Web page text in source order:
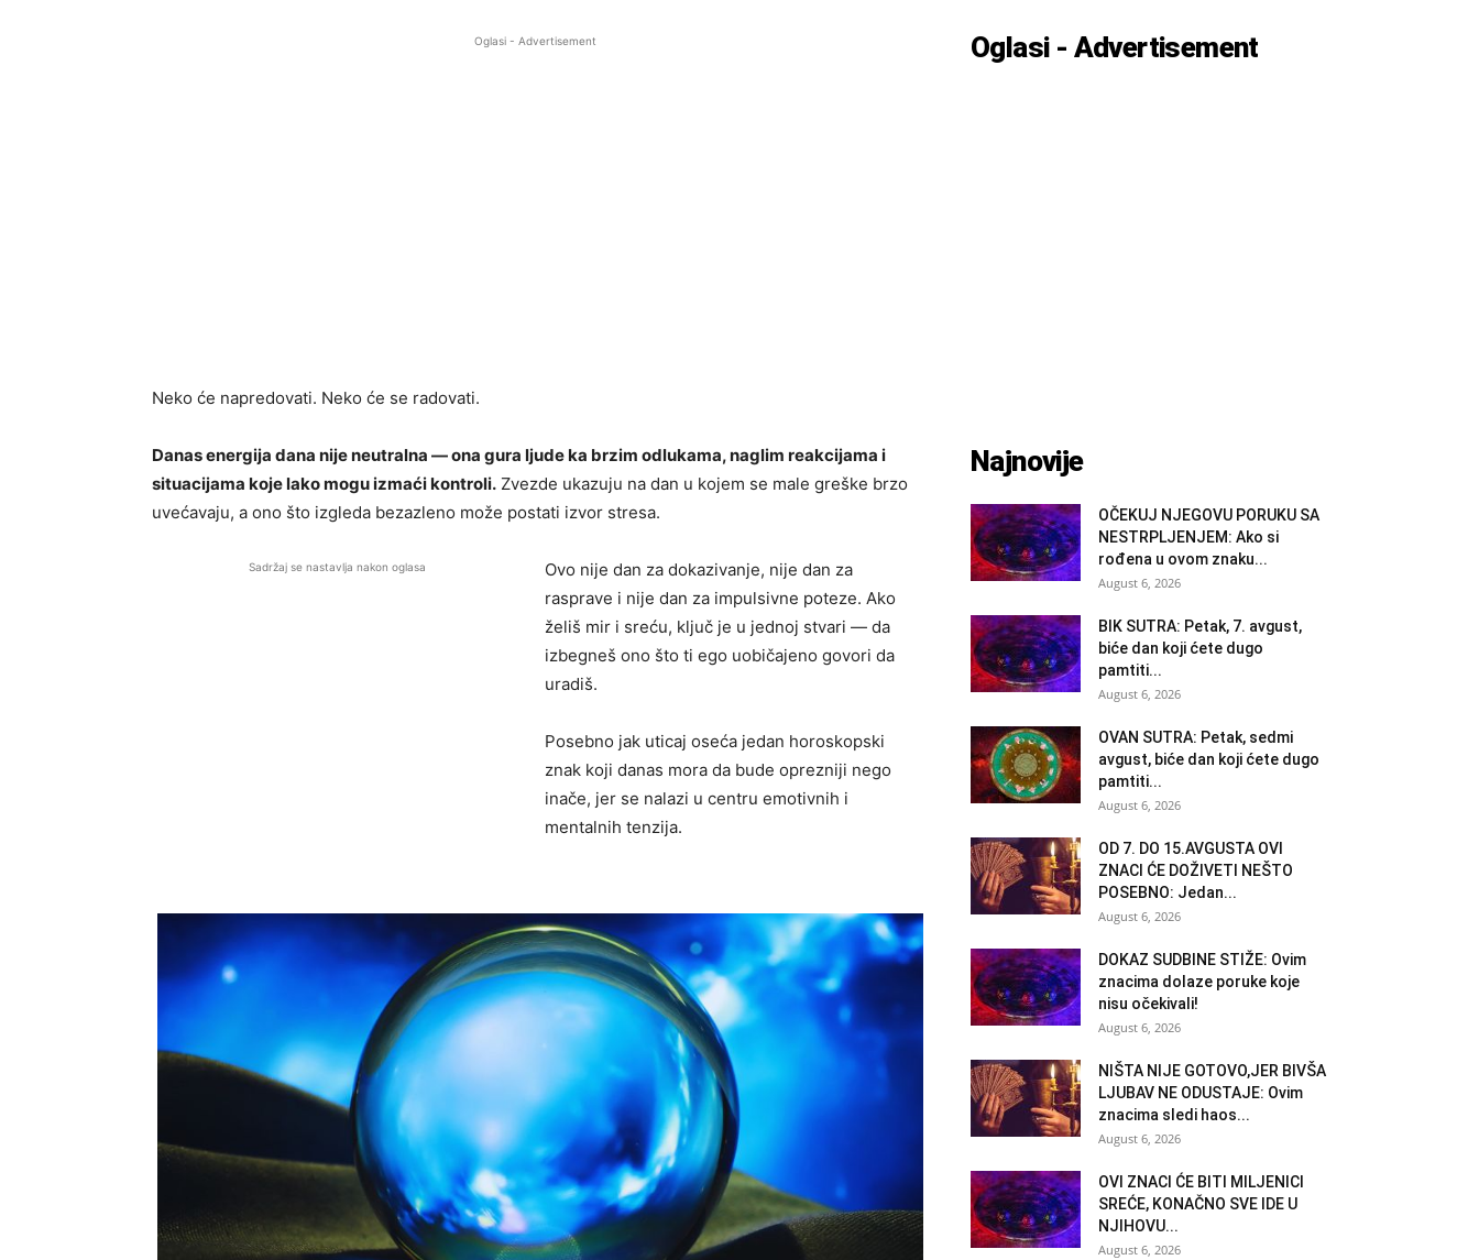
Oglasi - Advertisement
Neko će napredovati. Neko će se radovati.
Danas energija dana nije neutralna — ona gura ljude ka brzim odlukama, naglim reakcijama i
situacijama koje lako mogu izmaći kontroli. Zvezde ukazuju na dan u kojem se male greške brzo
uvećavaju, a ono što izgleda bezazleno može postati izvor stresa.
Sadržaj se nastavlja nakon oglasa
Ovo nije dan za dokazivanje, nije dan za
rasprave i nije dan za impulsivne poteze. Ako
želiš mir i sreću, ključ je u jednoj stvari — da
izbegneš ono što ti ego uobičajeno govori da
uradiš.
Posebno jak uticaj oseća jedan horoskopski
znak koji danas mora da bude oprezniji nego
inače, jer se nalazi u centru emotivnih i
mentalnih tenzija.
Oglasi - Advertisement
Najnovije
OČEKUJ NJEGOVU PORUKU SA
NESTRPLJENJEM: Ako si
rođena u ovom znaku...
August 6, 2026
BIK SUTRA: Petak, 7. avgust,
biće dan koji ćete dugo
pamtiti...
August 6, 2026
OVAN SUTRA: Petak, sedmi
avgust, biće dan koji ćete dugo
pamtiti...
August 6, 2026
OD 7. DO 15.AVGUSTA OVI
ZNACI ĆE DOŽIVETI NEŠTO
POSEBNO: Jedan...
August 6, 2026
DOKAZ SUDBINE STIŽE: Ovim
znacima dolaze poruke koje
nisu očekivali!
August 6, 2026
NIŠTA NIJE GOTOVO,JER BIVŠA
LJUBAV NE ODUSTAJE: Ovim
znacima sledi haos...
August 6, 2026
OVI ZNACI ĆE BITI MILJENICI
SREĆE, KONAČNO SVE IDE U
NJIHOVU...
August 6, 2026